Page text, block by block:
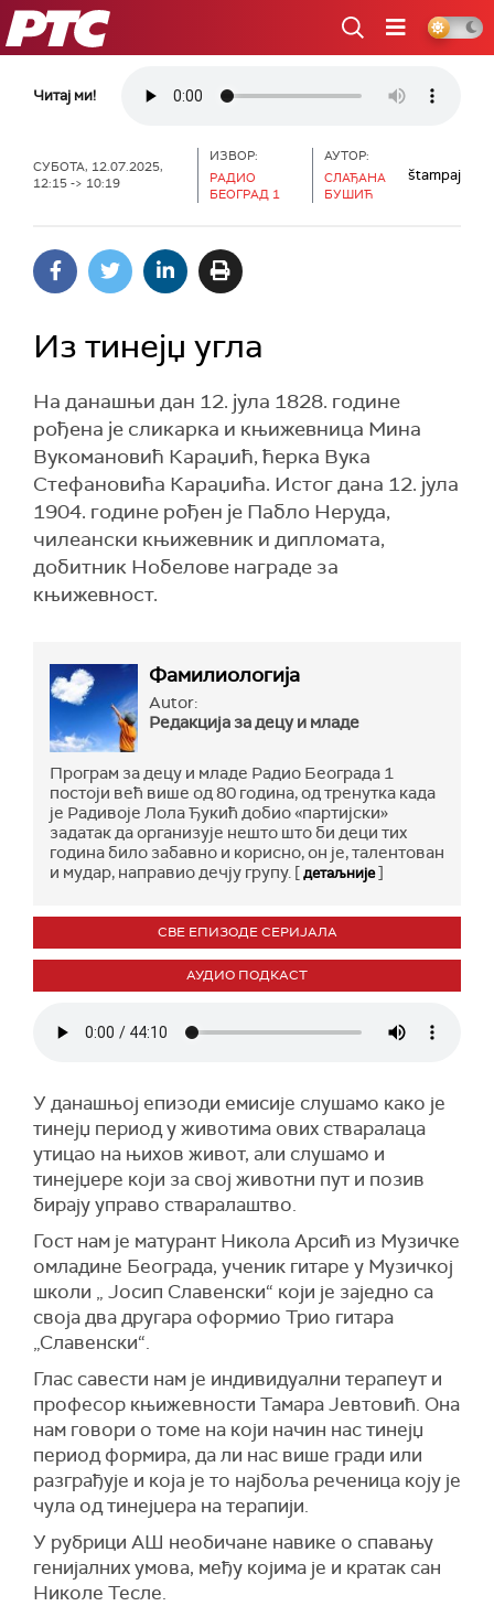
РТС
Читај ми!
СУБОТА, 12.07.2025,
12:15 -> 10:19
ИЗВОР:
РАДИО
БЕОГРАД 1
АУТОР:
СЛАЂАНА
БУШИЋ
štampaj
Из тинејџ угла
На данашњи дан 12. јула 1828. године
рођена је сликарка и књижевница Мина
Вукомановић Караџић, ћерка Вука
Стефановића Караџића. Истог дана 12. јула
1904. године рођен је Пабло Неруда,
чилеански књижевник и дипломата,
добитник Нобелове награде за
књижевност.
Фамилиологија
Autor:
Редакција за децу и младе
Програм за децу и младе Радио Београда 1
постоји већ више од 80 година, од тренутка када
је Радивоје Лола Ђукић добио «партијски»
задатак да организује нешто што би деци тих
година било забавно и корисно, он је, талентован
и мудар, направио дечју групу. [детаљније]
СВЕ ЕПИЗОДЕ СЕРИЈАЛА
АУДИО ПОДКАСТ
У данашњој епизоди емисије слушамо како је
тинејџ период у животима ових стваралаца
утицао на њихов живот, али слушамо и
тинејџере који за свој животни пут и позив
бирају управо стваралаштво.
Гост нам је матурант Никола Арсић из Музичке
омладине Београда, ученик гитаре у Музичкој
школи „ Јосип Славенски“ који је заједно са
своја два другара оформио Трио гитара
„Славенски“.
Глас савести нам је индивидуални терапеут и
професор књижевности Тамара Јевтовић. Она
нам говори о томе на који начин нас тинејџ
период формира, да ли нас више гради или
разграђује и која је то најбоља реченица коју је
чула од тинејџера на терапији.
У рубрици АШ необичане навике о спавању
генијалних умова, међу којима је и кратак сан
Николе Тесле.